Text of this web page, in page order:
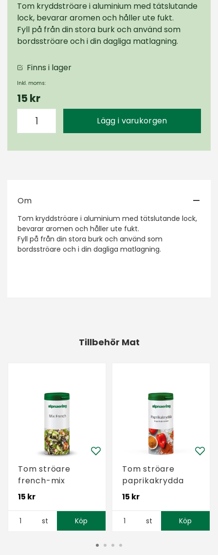
Tom kryddströare i aluminium med tätslutande
lock, bevarar aromen och håller ute fukt.
Fyll på från din stora burk och använd som
bordsströare och i din dagliga matlagning.
Finns i lager
Inkl. moms:
15 kr
Lägg i varukorgen
Om
Tom kryddströare i aluminium med tätslutande lock,
bevarar aromen och håller ute fukt.
Fyll på från din stora burk och använd som
bordsströare och i din dagliga matlagning.
Tillbehör Mat
Tom ströare
french-mix
15 kr
st Köp
Tom ströare
paprikakrydda
15 kr
st Köp